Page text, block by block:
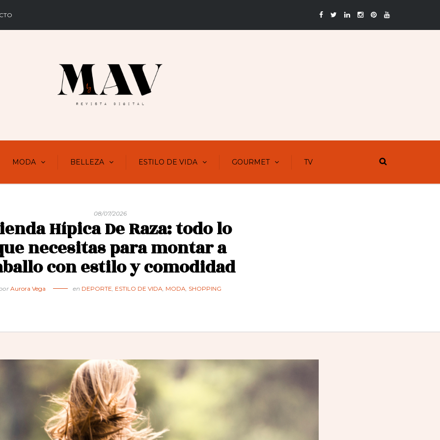
MODA BELLEZA ESTILO DE VIDA GOURMET TV
08/07/2026
Hípica De Raza: todo lo
necesitas para montar a
con estilo y comodidad
Aurora Vega en DEPORTE, ESTILO DE VIDA, MODA, SHOPPING